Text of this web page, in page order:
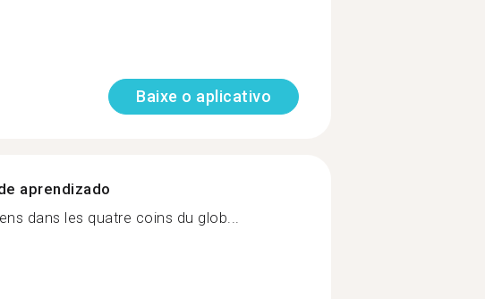
Baixe o aplicativo
aprendizado
dans les quatre coins du glob...